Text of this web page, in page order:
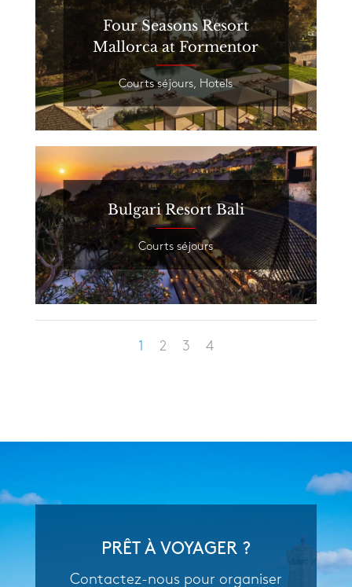
Four Seasons Resort
Mallorca at Formentor
Courts séjours Hotels
Bulgari Resort Bali
Courts séjours
1 2 3 4
PRÊT À VOYAGER ?
Contactez-nous pour organiser